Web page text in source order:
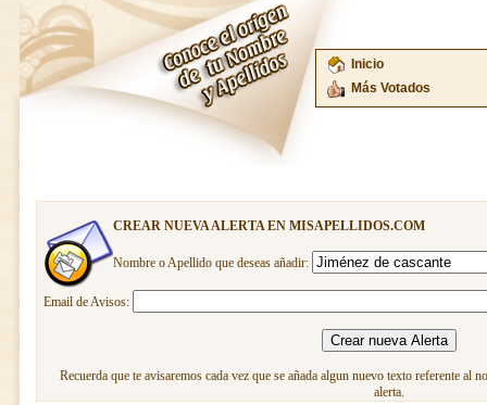
Inicio
Más Votados
CREAR NUEVA ALERTA EN MISAPELLIDOS.COM
Nombre o Apellido que deseas añadir:
Email de Avisos:
Recuerda que te avisaremos cada vez que se añada algun nuevo texto referente al
alerta.